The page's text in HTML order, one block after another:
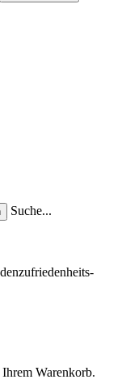
Suche...
Warenkorb.